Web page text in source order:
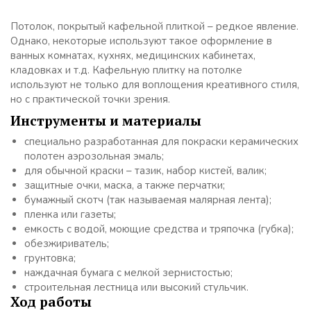
Потолок, покрытый кафельной плиткой – редкое явление.
Однако, некоторые используют такое оформление в
ванных комнатах, кухнях, медицинских кабинетах,
кладовках и т.д. Кафельную плитку на потолке
используют не только для воплощения креативного стиля,
но с практической точки зрения.
Инструменты и материалы
специально разработанная для покраски керамических
полотен аэрозольная эмаль;
для обычной краски – тазик, набор кистей, валик;
защитные очки, маска, а также перчатки;
бумажный скотч (так называемая малярная лента);
пленка или газеты;
емкость с водой, моющие средства и тряпочка (губка);
обезжириватель;
грунтовка;
наждачная бумага с мелкой зернистостью;
строительная лестница или высокий стульчик.
Ход работы